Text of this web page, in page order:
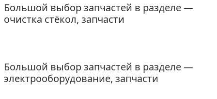
Большой выбор запчастей в разделе —
очистка стёкол, запчасти
Большой выбор запчастей в разделе —
электрооборудование, запчасти